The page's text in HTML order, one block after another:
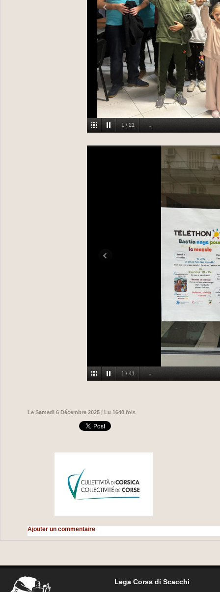
1 / 21 .
1 / 41 .
Le Samedi 6 Décembre 2025 | Lu 1640 fois
Ajouter un commentaire
Lega Corsa di Scacchi